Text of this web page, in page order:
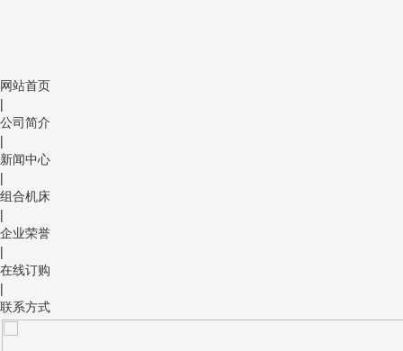
网站首页
|
公司简介
|
新闻中心
|
组合机床
|
企业荣誉
|
在线订购
|
联系方式